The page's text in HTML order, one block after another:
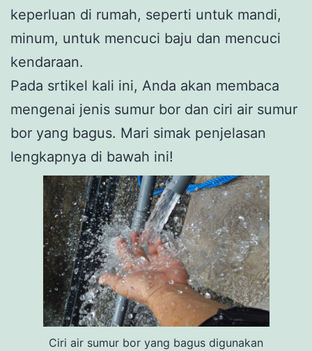
keperluan di rumah, seperti untuk mandi,
minum, untuk mencuci baju dan mencuci
kendaraan.
Pada srtikel kali ini, Anda akan membaca
mengenai jenis sumur bor dan ciri air sumur
bor yang bagus. Mari simak penjelasan
lengkapnya di bawah ini!
Ciri air sumur bor yang bagus digunakan